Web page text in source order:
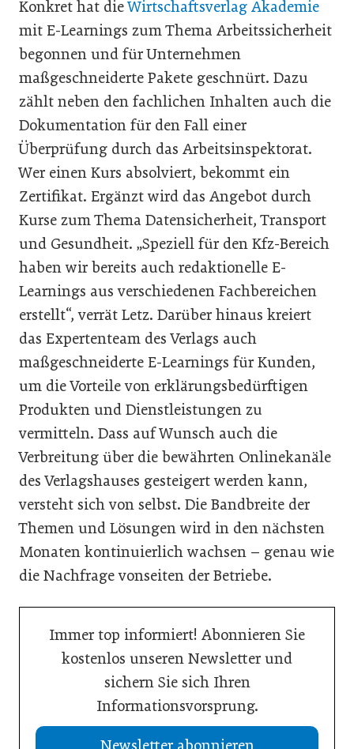
Konkret hat dieWirtschaftsverlag Akademie
mit E-Learnings zum Thema Arbeitssicherheit
begonnen und für Unternehmen
maßgeschneiderte Pakete geschnürt. Dazu
zählt neben den fachlichen Inhalten auch die
Dokumentation für den Fall einer
Überprüfung durch das Arbeitsinspektorat.
Wer einen Kurs absolviert, bekommt ein
Zertifikat. Ergänzt wird das Angebot durch
Kurse zum Thema Datensicherheit, Transport
und Gesundheit. „Speziell für den Kfz-Bereich
haben wir bereits auch redaktionelle E-
Learnings aus verschiedenen Fachbereichen
erstellt“, verrät Letz. Darüber hinaus kreiert
das Expertenteam des Verlags auch
maßgeschneiderte E-Learnings für Kunden,
um die Vorteile von erklärungsbedürftigen
Produkten und Dienstleistungen zu
vermitteln. Dass auf Wunsch auch die
Verbreitung über die bewährten Onlinekanäle
des Verlagshauses gesteigert werden kann,
versteht sich von selbst. Die Bandbreite der
Themen und Lösungen wird in den nächsten
Monaten kontinuierlich wachsen – genau wie
die Nachfrage vonseiten der Betriebe.
Immer top informiert! Abonnieren Sie
kostenlos unseren Newsletter und
sichern Sie sich Ihren
Informationsvorsprung.